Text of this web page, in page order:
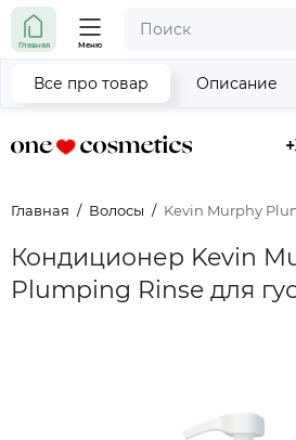
Главная Меню
Главная Волосы Kevin Murphy
Кондиционер Kevin
Plumping Rinse для
Все про товар Описание